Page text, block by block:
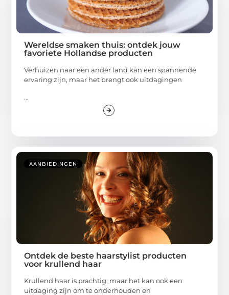
Wereldse smaken thuis: ontdek jouw
favoriete Hollandse producten
Verhuizen naar een ander land kan een spannende
ervaring zijn, maar het brengt ook uitdagingen
...
AANBIEDINGEN
Ontdek de beste haarstylist producten
voor krullend haar
Krullend haar is prachtig, maar het kan ook een
uitdaging zijn om te onderhouden en